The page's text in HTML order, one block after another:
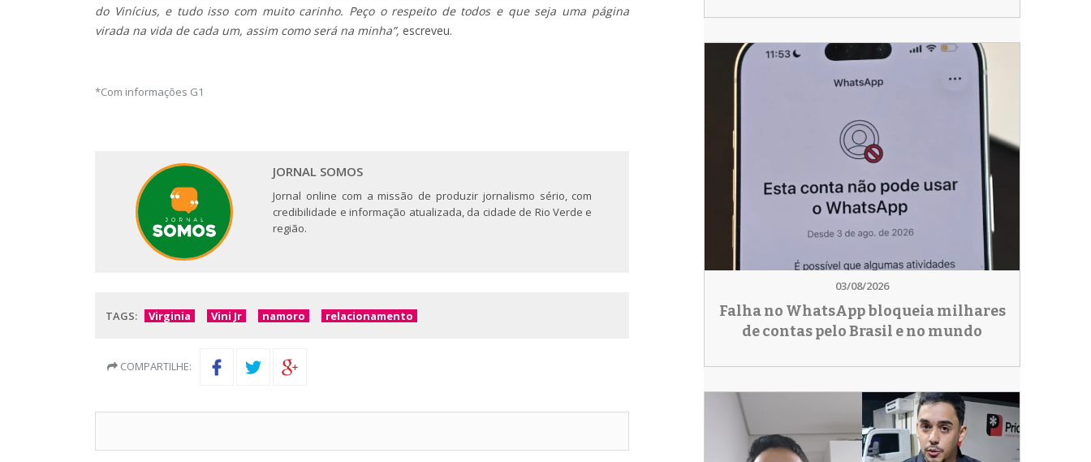
do Vinícius, e tudo isso com muito carinho. Peço o respeito de todos e que seja uma página
virada na vida de cada um, assim como será na minha”, escreveu.
*Com informações G1
JORNAL SOMOS
Jornal online com a missão de produzir jornalismo sério, com
credibilidade e informação atualizada, da cidade de Rio Verde e
região.
TAGS: Virginia Vini Jr namoro relacionamento
COMPARTILHE:
03/08/2026
Falha no WhatsApp bloqueia milhares
de contas pelo Brasil e no mundo